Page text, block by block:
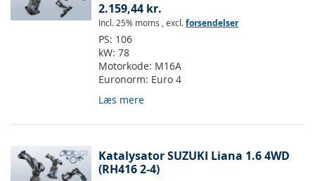
2.159,44 kr.
Incl. 25% moms , excl.forsendelser
PS: 106
kW: 78
Motorkode: M16A
Euronorm: Euro 4
Læs mere
Katalysator SUZUKI Liana 1.6 4WD
(RH416 2-4)